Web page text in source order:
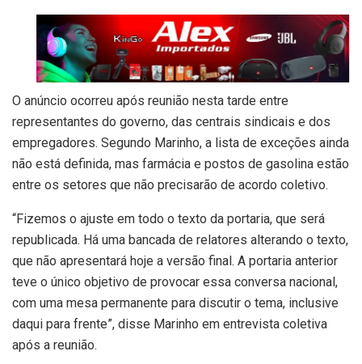
O anúncio ocorreu após reunião nesta tarde entre
representantes do governo, das centrais sindicais e dos
empregadores. Segundo Marinho, a lista de exceções ainda
não está definida, mas farmácia e postos de gasolina estão
entre os setores que não precisarão de acordo coletivo.
“Fizemos o ajuste em todo o texto da portaria, que será
republicada. Há uma bancada de relatores alterando o texto,
que não apresentará hoje a versão final. A portaria anterior
teve o único objetivo de provocar essa conversa nacional,
com uma mesa permanente para discutir o tema, inclusive
daqui para frente”, disse Marinho em entrevista coletiva
após a reunião.